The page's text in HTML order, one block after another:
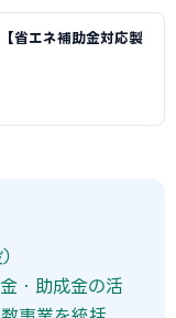
省エネ補助金対応製
・助成金の活